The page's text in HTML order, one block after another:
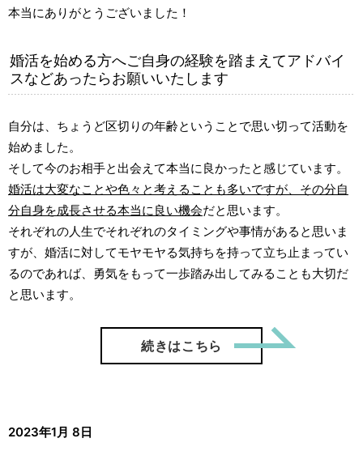
本当にありがとうございました！
婚活を始める方へご自身の経験を踏まえてアドバイ
スなどあったらお願いいたします
自分は、ちょうど区切りの年齢ということで思い切って活動を
始めました。
そして今のお相手と出会えて本当に良かったと感じています。
婚活は大変なことや色々と考えることも多いですが、その分自
分自身を成長させる本当に良い機会だと思います。
それぞれの人生でそれぞれのタイミングや事情があると思いま
すが、婚活に対してモヤモヤる気持ちを持って立ち止まってい
るのであれば、勇気をもって一歩踏み出してみることも大切だ
と思います。
続きはこちら
2023年1月 8日